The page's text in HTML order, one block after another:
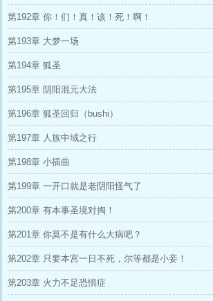
第192章 你！们！真！该！死！啊！
第193章 大梦一场
第194章 狐圣
第195章 阴阳混元大法
第196章 狐圣回归（bushi）
第197章 人族中域之行
第198章 小插曲
第199章 一开口就是老阴阳怪气了
第200章 有本事圣境对掏！
第201章 你莫不是有什么大病吧？
第202章 只要本宫一日不死，尔等都是小妾！
第203章 火力不足恐惧症